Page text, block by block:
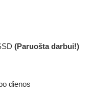
(Paruošta darbui!)
dienos